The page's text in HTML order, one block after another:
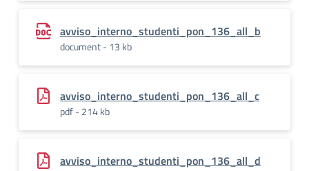
avviso_interno_studenti_pon_136_all_b
document - 13 kb
avviso_interno_studenti_pon_136_all_c
pdf - 214 kb
avviso_interno_studenti_pon_136_all_d